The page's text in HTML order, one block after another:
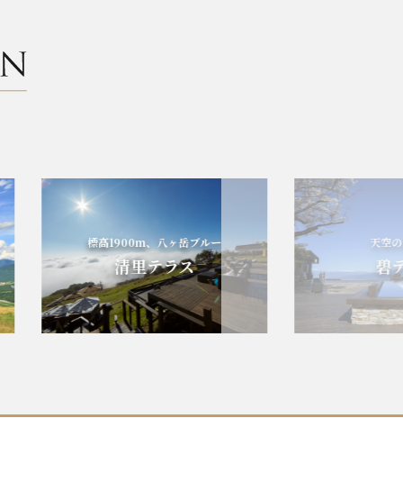
標高1900m、八ヶ岳ブルー
清里テラス
天空の碧
碧テ